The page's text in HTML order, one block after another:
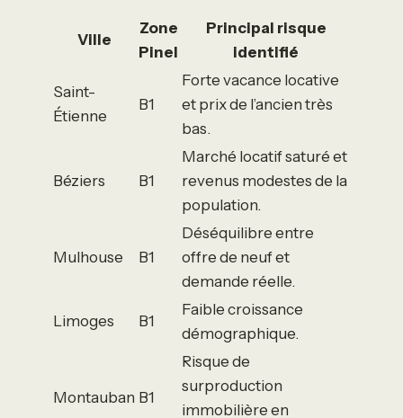
Ville
Zone
Pinel
Principal risque
identifié
Saint-
Étienne
B1
Forte vacance locative
et prix de l’ancien très
bas.
Béziers B1
Marché locatif saturé et
revenus modestes de la
population.
Mulhouse B1
Déséquilibre entre
offre de neuf et
demande réelle.
Limoges B1
Faible croissance
démographique.
Montauban B1
Risque de
surproduction
immobilière en